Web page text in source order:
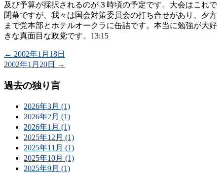
及び予算が採択されるのが３時頃の予定です。大会はこれで
閉幕ですが、我々は国会対策委員会の打ち合せがあり、夕方
まで党本部とホテルオークラに缶詰です。本当に勉強が大好
きな真面目な政党です。13:15
← 2002年1月18日
2002年1月20日
→
過去の独り言
2026年3月 (1)
2026年2月 (1)
2026年1月 (1)
2025年12月 (1)
2025年11月 (1)
2025年10月 (1)
2025年9月 (1)